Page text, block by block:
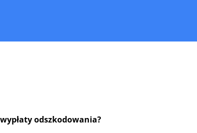
odszkodowania?